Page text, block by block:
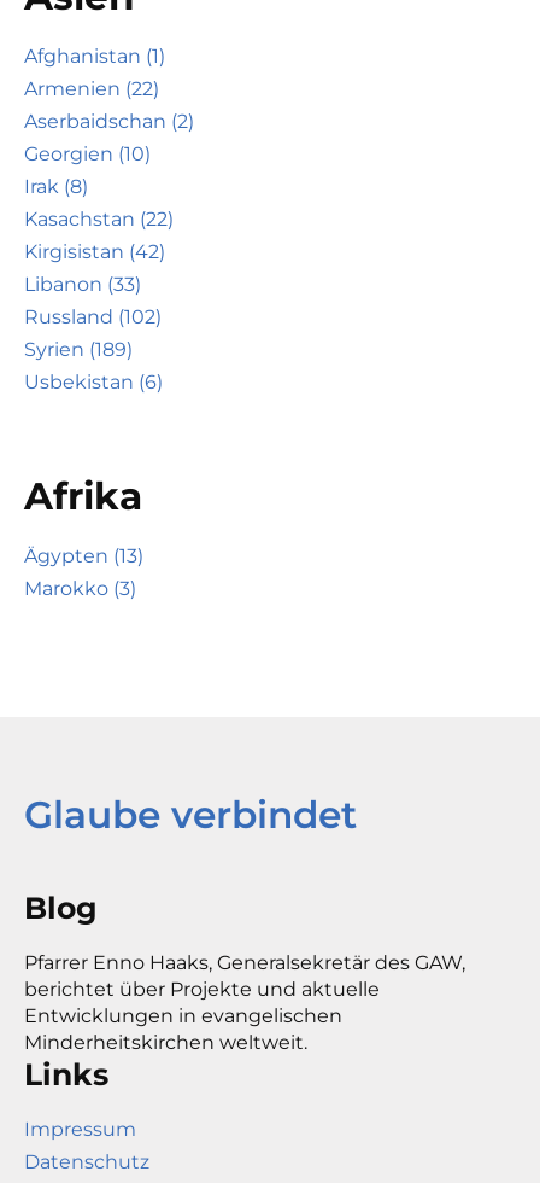
Afghanistan (1)
Armenien (22)
Aserbaidschan (2)
Georgien (10)
Irak (8)
Kasachstan (22)
Kirgisistan (42)
Libanon (33)
Russland (102)
Syrien (189)
Usbekistan (6)
Afrika
Ägypten (13)
Marokko (3)
Glaube verbindet
Blog
Pfarrer Enno Haaks, Generalsekretär des GAW,
berichtet über Projekte und aktuelle
Entwicklungen in evangelischen
Minderheitskirchen weltweit.
Links
Impressum
Datenschutz